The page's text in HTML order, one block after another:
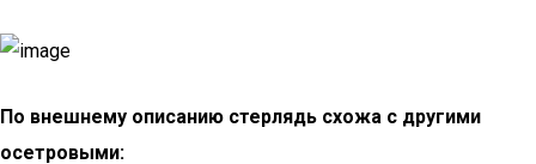
По внешнему описанию стерлядь схожа с другими
осетровыми: